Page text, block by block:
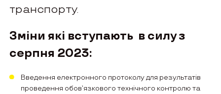
транспорту.
Зміни які вступають в силу з
серпня 2023:
Введення електронного протоколу для результатів
проведення обов’язкового технічного контролю та